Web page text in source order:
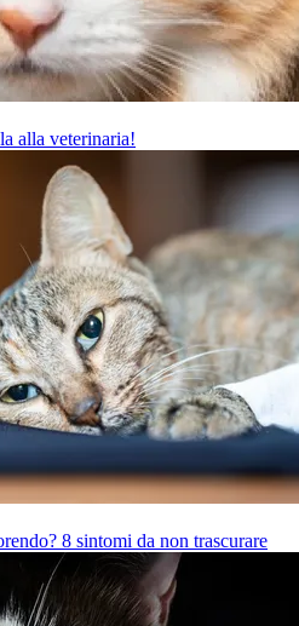
alla veterinaria!
8 sintomi da non trascurare